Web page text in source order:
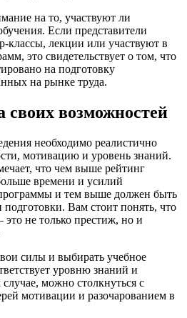
на то, участвуют ли
Если представители
классы, лекции или участвуют в
это свидетельствует о том, что
на подготовку
на рынке труда.
своих возможностей
необходимо реалистично
мотивацию и уровень знаний.
что чем выше рейтинг
времени и усилий
и тем выше должен быть
подготовки. Вам стоит понять, что
это не только престиж, но и
силы и выбирать учебное
уровню знаний и
можно столкнуться с
мотивации и разочарованием в